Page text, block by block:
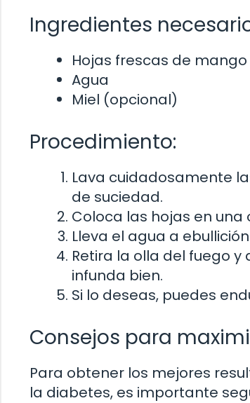
Ingredientes
Hojas frescas de mango
Agua
Miel (opcional)
Procedimiento:
Lava cuidadosamente
de suciedad.
Coloca las hojas en
Lleva el agua a
Retira la olla del fuego
infunda bien.
Si lo deseas, puedes
Consejos para
Para obtener los mejores
la diabetes, es importante